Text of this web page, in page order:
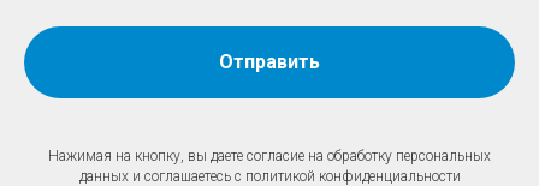
Отправить
Нажимая на кнопку, вы даете согласие на обработку персональных
данных и соглашаетесь c политикой конфиденциальности